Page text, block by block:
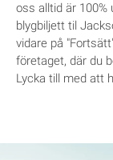
oss alltid är 100%
blygbiljett til
vidare på
företaget, där du
Lycka till med att